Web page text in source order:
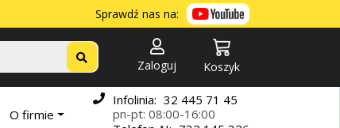
Sprawdź nas na:
Zaloguj Koszyk
O firmie
Infolinia: 32 445 71 45
pn-pt: 08:00-16:00